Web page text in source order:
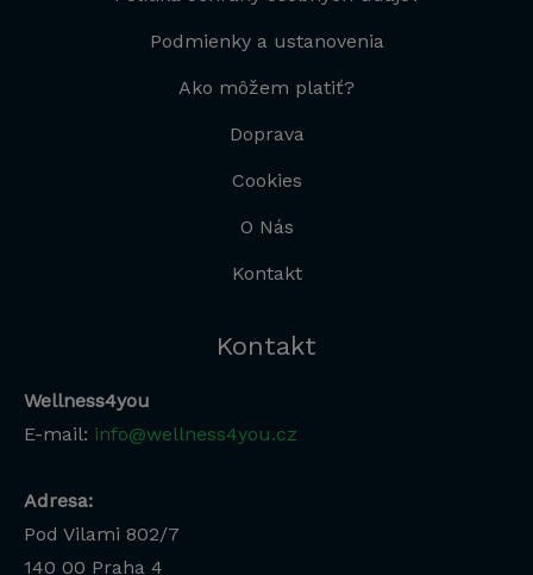
Podmienky a ustanovenia
Ako môžem platiť?
Doprava
Cookies
O Nás
Kontakt
Kontakt
Wellness4you
E-mail: info@wellness4you.cz
Adresa:
Pod Vilami 802/7
140 00 Praha 4